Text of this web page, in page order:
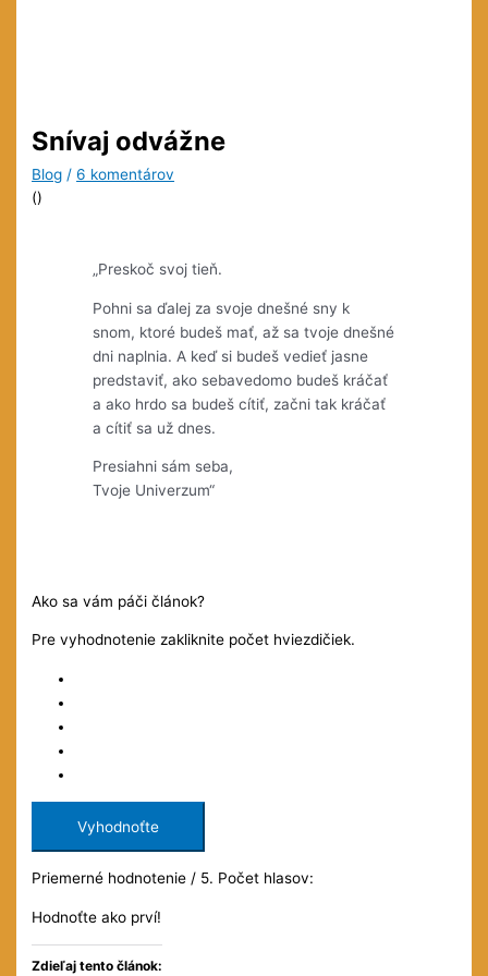
Snívaj odvážne
Blog /6 komentárov
()
„Preskoč svoj tieň.
Pohni sa ďalej za svoje dnešné sny k
snom, ktoré budeš mať, až sa tvoje dnešné
dni naplnia. A keď si budeš vedieť jasne
predstaviť, ako sebavedomo budeš kráčať
a ako hrdo sa budeš cítiť, začni tak kráčať
a cítiť sa už dnes.
Presiahni sám seba,
Tvoje Univerzum“
Ako sa vám páči článok?
Pre vyhodnotenie zakliknite počet hviezdičiek.
Vyhodnoťte
Priemerné hodnotenie/ 5. Počet hlasov:
Hodnoťte ako prví!
Zdieľaj tento článok: